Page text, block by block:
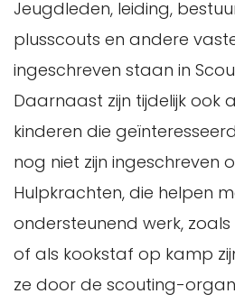
Jeugdleden, leiding,
plusscouts en andere
ingeschreven staan in
Daarnaast zijn tijdelijk ook
kinderen die
nog niet zijn ingeschreven
Hulpkrachten, die helpen
ondersteunend werk,
of als kookstaf op kamp
ze door de scouting-